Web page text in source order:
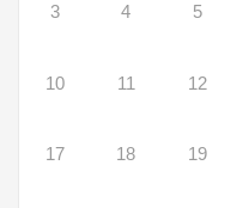
3 4 5
10 11 12
17 18 19